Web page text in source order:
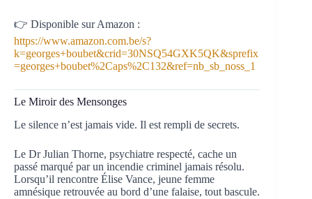
👉 Disponible sur Amazon :
https://www.amazon.com.be/s?
k=georges+boubet&crid=30NSQ54GXK5QK&sprefix
=georges+boubet%2Caps%2C132&ref=nb_sb_noss_1
Le Miroir des Mensonges
Le silence n’est jamais vide. Il est rempli de secrets.
Le Dr Julian Thorne, psychiatre respecté, cache un
passé marqué par un incendie criminel jamais résolu.
Lorsqu’il rencontre Élise Vance, jeune femme
amnésique retrouvée au bord d’une falaise, tout bascule.